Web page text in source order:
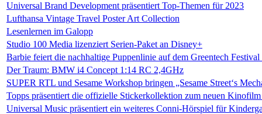
Universal Brand Development präsentiert Top-Themen für 2023
Lufthansa Vintage Travel Poster Art Collection
Lesenlernen im Galopp
Studio 100 Media lizenziert Serien-Paket an Disney+
Barbie feiert die nachhaltige Puppenlinie auf dem Greentech
Der Traum: BMW i4 Concept 1:14 RC 2,4GHz
SUPER RTL und Sesame Workshop bringen „Sesame Street‘s
Topps präsentiert die offizielle Stickerkollektion zum neuen
Universal Music präsentiert ein weiteres Conni-Hörspiel für